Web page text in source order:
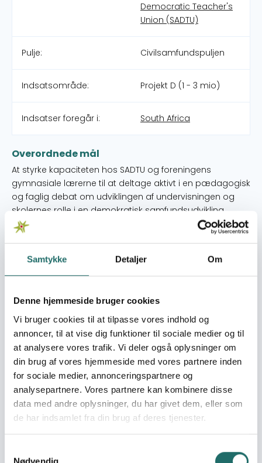
Samtykke Detaljer Om
Denne hjemmeside bruger cookies
Vi bruger cookies til at tilpasse vores indhold og
annoncer, til at vise dig funktioner til sociale medier og til
at analysere vores trafik. Vi deler også oplysninger om
din brug af vores hjemmeside med vores partnere inden
for sociale medier, annonceringspartnere og
analysepartnere. Vores partnere kan kombinere disse
data med andre oplysninger, du har givet dem, eller som
de har indsamlet fra din brug af deres tjenester.
Democratic Teacher's
Union (SADTU)
Pulje: Civilsamfundspuljen
Indsatsområde: Projekt D (1 - 3 mio)
Indsatser foregår i: South Africa
Overordnede mål
At styrke kapaciteten hos SADTU og foreningens
gymnasiale lærerne til at deltage aktivt i en pædagogisk
og faglig debat om udviklingen af undervisningen og
skolernes rolle i en demokratisk samfundsudvikling.
Umiddelbare mål
gå aktivt ind i et uddannelsespolitisk arbejde regionalt
og lokalt og inspirere til lærernes faglige engagement i
lærere, der har del¬taget i en række seminarer er blevet
engageret i debatten om aktuelle uddannelsespolitiske
temaer. 3. Debatten om de temaer, der er behandlet på
semina¬rerne er bredt ud til kolleger fra andre skoler, så
debatten om faglig og pædagogisk udvikling har
inddraget flere end de, der har deltaget i projektets
seminarer.
Målgrupper
De planlagte seminarer gennemføres for lærere i de to
provinser North West og Mpumalange. Der deltager 2-3
lærere fra hver af 10 skoler spredt ud i provinsen med